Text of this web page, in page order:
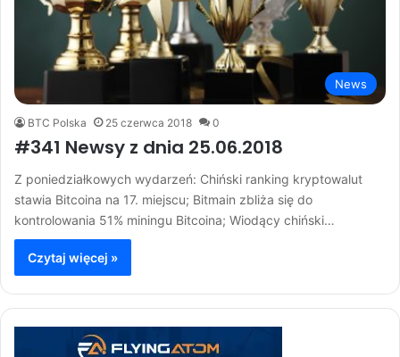
News
BTC Polska 25 czerwca 2018 0
#341 Newsy z dnia 25.06.2018
Z poniedziałkowych wydarzeń: Chiński ranking kryptowalut
stawia Bitcoina na 17. miejscu; Bitmain zbliża się do
kontrolowania 51% miningu Bitcoina; Wiodący chiński…
Czytaj więcej »